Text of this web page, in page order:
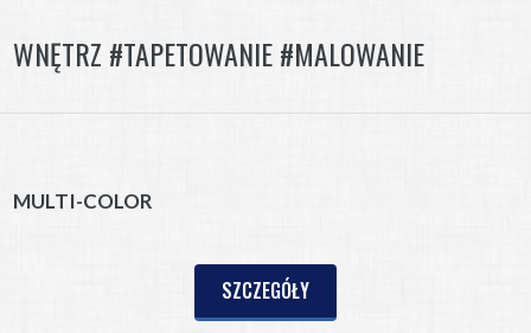
WNĘTRZ #TAPETOWANIE #MALOWANIE
MULTI-COLOR
SZCZEGÓŁY